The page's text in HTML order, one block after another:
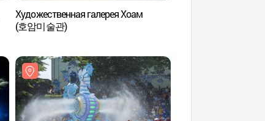
Художественная галерея Хоам
(호암미술관)